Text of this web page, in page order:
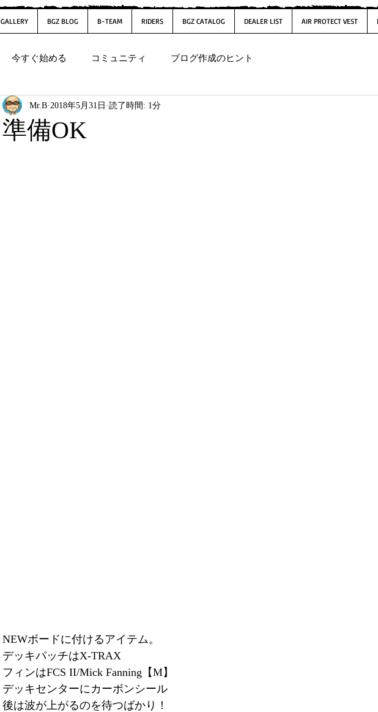
GALLERY BGZ BLOG B-TEAM RIDERS BGZ CATALOG DEALER LIST AIR PROTECT VEST
今すぐ始める コミュニティ ブログ作成のヒント
準備OK
Mr.B 2018年5月31日 読了時間: 1分
NEWボードに付けるアイテム。
デッキパッチはX-TRAX
フィンはFCS II/Mick Fanning【M】
デッキセンターにカーボンシール
後は波が上がるのを待つばかり！